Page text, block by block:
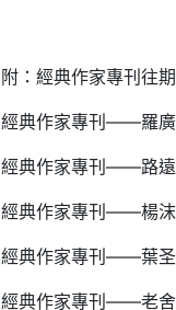
附：經典作家專刊往期
經典作家專刊——羅
經典作家專刊——路遠
經典作家專刊——楊沫
經典作家專刊——葉
經典作家專刊——老舍